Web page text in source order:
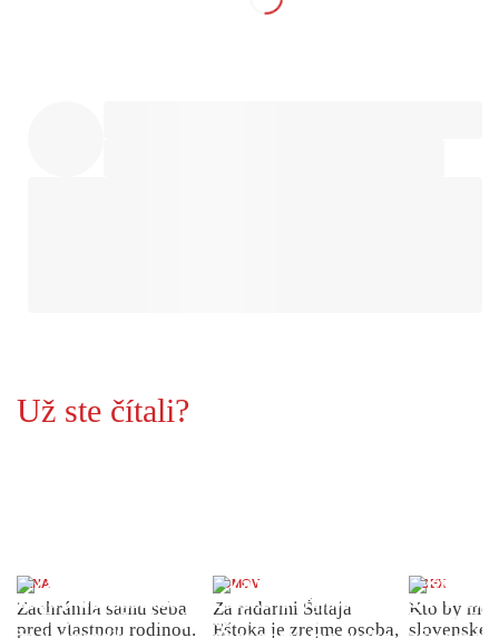
Už ste čítali?
ŽENA
Zachránila samu seba
pred vlastnou rodinou.
DOMOV
Za radarmi Šutaja
Eštoka je zrejme osoba,
INDEX
Kto by
slovenské